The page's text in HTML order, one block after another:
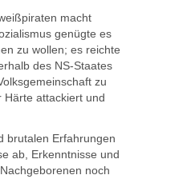
macht
genügte es
zu wollen; es reichte
des NS-Staates
zu
Härte attackiert und
brutalen Erfahrungen
ab, Erkenntnisse und
noch